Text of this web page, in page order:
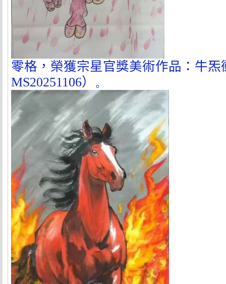
零格，榮獲宗星官獎美術作品：牛炁
MS20251106） 。